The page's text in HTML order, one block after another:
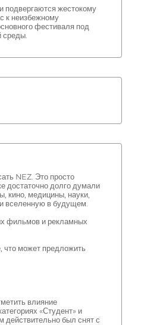
подвергаются жестокому
к неизбежному
фестиваля под
среды.
NEZ. Это просто
достаточно долго думали
кино, медицины, науки,
вселенную в будущем.
фильмов и рекламных
что может предложить
влияние
«Студент» и
был снят с